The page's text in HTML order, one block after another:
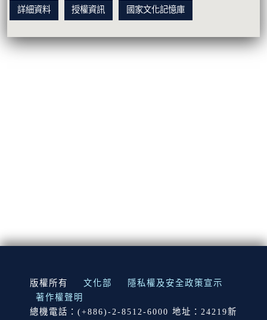
詳細資料 授權資訊 國家文化記憶庫
:::
版權所有 文化部
隱私權及安全政策宣示
著作權聲明
總機電話：(+886)-2-8512-6000 地址：24219新